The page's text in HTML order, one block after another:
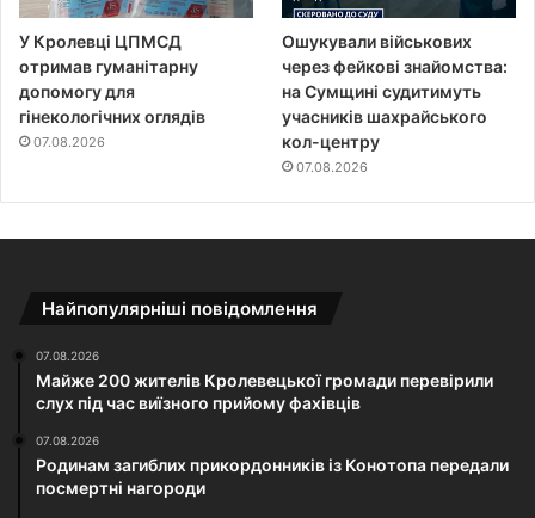
У Кролевці ЦПМСД
отримав гуманітарну
допомогу для
гінекологічних оглядів
07.08.2026
Ошукували військових
через фейкові знайомства:
на Сумщині судитимуть
учасників шахрайського
кол-центру
07.08.2026
Найпопулярніші повідомлення
07.08.2026
Майже 200 жителів Кролевецької громади перевірили
слух під час виїзного прийому фахівців
07.08.2026
Родинам загиблих прикордонників із Конотопа передали
посмертні нагороди